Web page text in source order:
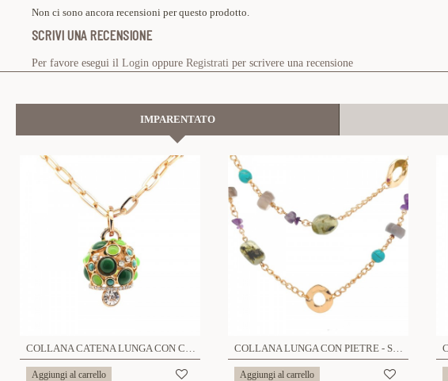
Non ci sono ancora recensioni per questo prodotto.
SCRIVI UNA RECENSIONE
Per favore esegui il Login oppure Registrati per scrivere una recensione
IMPARENTATO
COLLANA CATENA LUNGA CON CAMPANA COLORATA - S10101A
Aggiungi al carrello
COLLANA LUNGA CON PIETRE - S15884A
Aggiungi al carrello